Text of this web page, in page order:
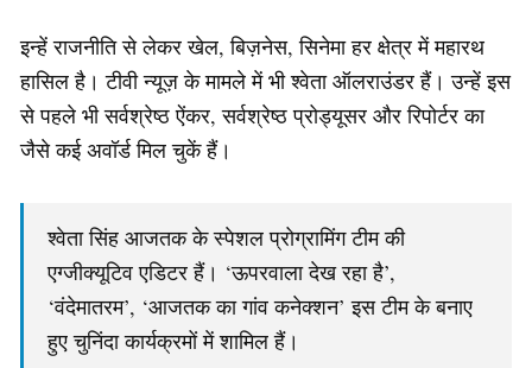
इन्हें राजनीति से लेकर खेल, बिज़नेस, सिनेमा हर क्षेत्र में महारथ
हासिल है। टीवी न्यूज़ के मामले में भी श्वेता ऑलराउंडर हैं। उन्हें इस
से पहले भी सर्वश्रेष्ठ ऐंकर, सर्वश्रेष्ठ प्रोड्यूसर और रिपोर्टर का
जैसे कई अवॉर्ड मिल चुकें हैं।
श्वेता सिंह आजतक के स्पेशल प्रोग्रामिंग टीम की
एग्जीक्यूटिव एडिटर हैं। ‘ऊपरवाला देख रहा है’,
‘वंदेमातरम’, ‘आजतक का गांव कनेक्शन’ इस टीम के बनाए
हुए चुनिंदा कार्यक्रमों में शामिल हैं।